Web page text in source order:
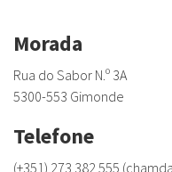
Morada
Rua do Sabor N.º 3A
5300-553 Gimonde
Telefone
(+351) 273 382 555